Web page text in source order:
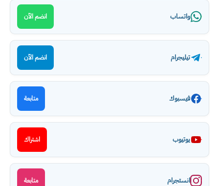
واتساب انضم الآن
تيليجرام انضم الآن
فيسبوك متابعة
يوتيوب اشتراك
انستجرام متابعة